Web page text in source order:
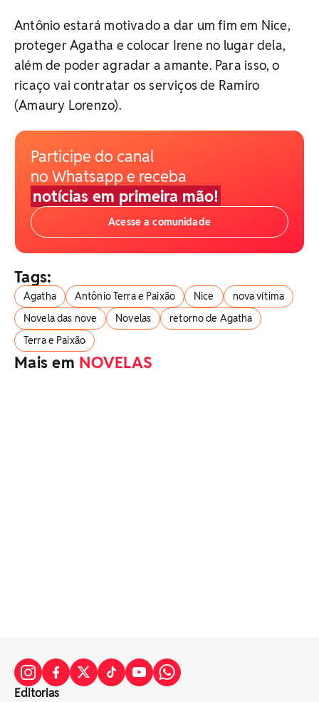
Antônio estará motivado a dar um fim em Nice,
proteger Agatha e colocar Irene no lugar dela,
além de poder agradar a amante. Para isso, o
ricaço vai contratar os serviços de Ramiro
(Amaury Lorenzo).
Participe do canal
no Whatsapp e receba
notícias em primeira mão!
Acesse a comunidade
Tags:
Agatha Antônio Terra e Paixão Nice
nova vítima
Novela das nove
Novelas
retorno de Agatha
Terra e Paixão
Mais em NOVELAS
Editorias